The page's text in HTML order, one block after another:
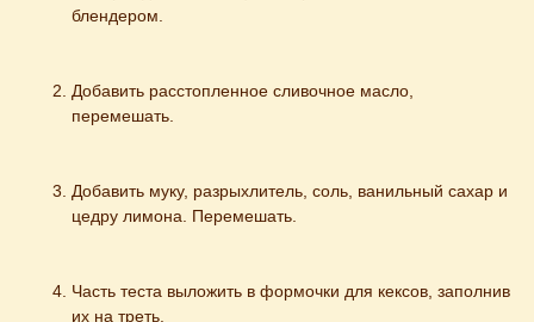
блендером.
Добавить расстопленное сливочное масло,
перемешать.
Добавить муку, разрыхлитель, соль, ванильный сахар и
цедру лимона. Перемешать.
Часть теста выложить в формочки для кексов, заполнив
их на треть.